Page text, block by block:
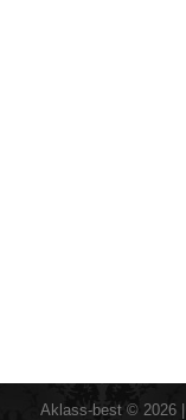
Aklass-best © 2026